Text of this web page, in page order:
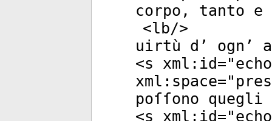
corpo, tanto e
<lb/>
uirtù d’ ogn’
<s xml:id="
xml:space="
poſſono
<s xml:id="